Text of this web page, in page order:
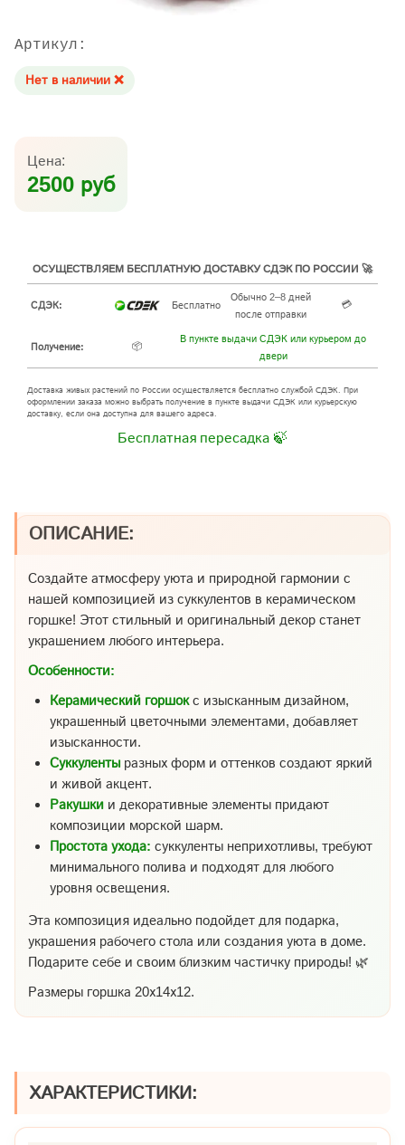
Артикул:
Нет в наличии ❌
Цена:
2500 руб
ОСУЩЕСТВЛЯЕМ БЕСПЛАТНУЮ ДОСТАВКУ СДЭК ПО РОССИИ 🚀
СДЭК: Бесплатно
Обычно 2–8 дней
после отправки
💳
Получение: 📦
В пункте выдачи СДЭК или курьером до
двери
Доставка живых растений по России осуществляется бесплатно службой СДЭК. При
оформлении заказа можно выбрать получение в пункте выдачи СДЭК или курьерскую
доставку, если она доступна для вашего адреса.
Бесплатная пересадка 🍃
ОПИСАНИЕ:
Создайте атмосферу уюта и природной гармонии с
нашей композицией из суккулентов в керамическом
горшке! Этот стильный и оригинальный декор станет
украшением любого интерьера.
Особенности:
Керамический горшокс изысканным дизайном,
украшенный цветочными элементами, добавляет
изысканности.
Суккуленты разных форм и оттенков создают яркий
и живой акцент.
Ракушки и декоративные элементы придают
композиции морской шарм.
Простота ухода: суккуленты неприхотливы, требуют
минимального полива и подходят для любого
уровня освещения.
Эта композиция идеально подойдет для подарка,
украшения рабочего стола или создания уюта в доме.
Подарите себе и своим близким частичку природы! 🌿
Размеры горшка 20х14х12.
ХАРАКТЕРИСТИКИ: